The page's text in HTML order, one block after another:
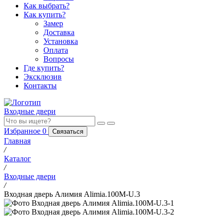
Как выбрать?
Как купить?
Замер
Доставка
Установка
Оплата
Вопросы
Где купить?
Эксклюзив
Контакты
Входные двери
Избранное 0 Связаться
Главная
/
Каталог
/
Входные двери
/
Входная дверь Алимия Alimia.100M-U.3